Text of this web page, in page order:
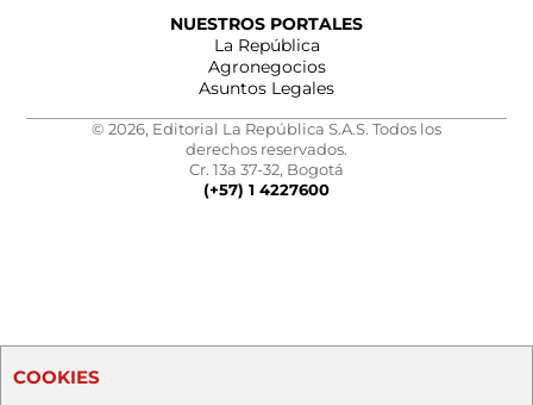
NUESTROS PORTALES
La República
Agronegocios
Asuntos Legales
© 2026, Editorial La República S.A.S. Todos los
derechos reservados.
Cr. 13a 37-32, Bogotá
(+57) 1 4227600
COOKIES